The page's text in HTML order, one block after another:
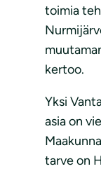
toimia
kertoo.
Yksi
asia on
tarve on